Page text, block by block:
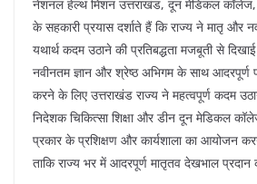
नेशनल हेल्थ मिशन उत्तराखंड, दून मेडिकल
के सहकारी प्रयास दर्शाते हैं कि राज्य ने मातृ और
यथार्थ कदम उठाने की प्रतिबद्धता मजबूती से
नवीनतम ज्ञान और श्रेष्ठ अभिगम के साथ
करने के लिए उत्तराखंड राज्य ने महत्वपूर्ण कदम
निदेशक चिकित्सा शिक्षा और डीन दून मेडिकल
प्रकार के प्रशिक्षण और कार्यशाला का आयोजन
ताकि राज्य भर में आदरपूर्ण मातृतव देखभाल